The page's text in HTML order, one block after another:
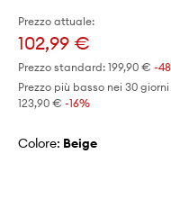
Prezzo attuale:
102,99 €
Prezzo standard: 199,90 € -
Prezzo più basso nei 30
123,90 € -16%
Colore: beige